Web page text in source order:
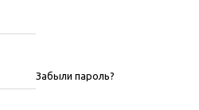
Забыли пароль?